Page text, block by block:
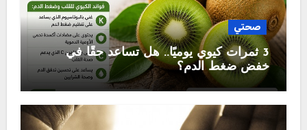
صحتي
3 ثمرات كيوي يوميًا.. هل تساعد حقًا في
خفض ضغط الدم؟